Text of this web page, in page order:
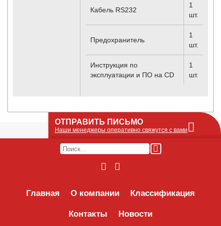
Кабель RS232
1
шт.
Предохранитель
1
шт.
Инструкция по
эксплуатации и ПО на CD
1
шт.
Главная О компании Классификация
Контакты Новости
ОТПРАВИТЬ ПИСЬМО
Наши менеджеры оперативно свяжутся с вами
Оставьте Ваше сообщение или запрос по
его получим по e-mail и оперативно ответим!